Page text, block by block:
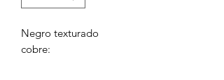
Negro texturado
cobre: